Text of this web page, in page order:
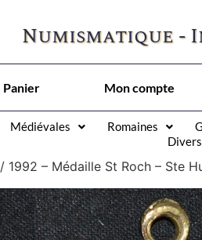
Numismatique -
Panier Mon compte
Médiévales Romaines
Divers
/ 1992 – Médaille St Roch – Ste